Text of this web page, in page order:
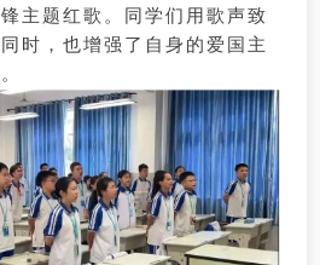
主题红歌。同学们用歌声致
时，也增强了自身的爱国主